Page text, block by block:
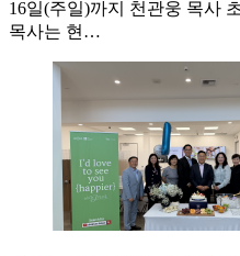
16일(주일)까지 천관웅 목사
목사는 현…